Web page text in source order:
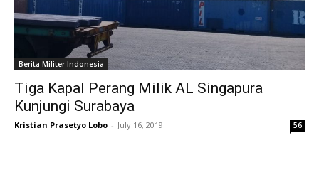
Berita Militer Indonesia
Tiga Kapal Perang Milik AL Singapura
Kunjungi Surabaya
Kristian Prasetyo Lobo - July 16, 2019 56